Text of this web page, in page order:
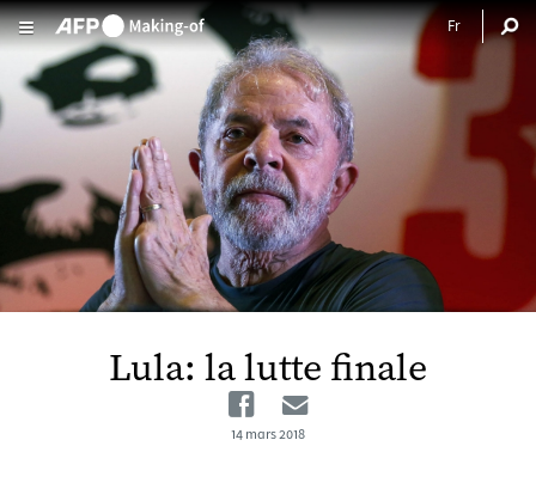
Aller au contenu principal
Lula: la lutte finale
Facebook
14 mars 2018